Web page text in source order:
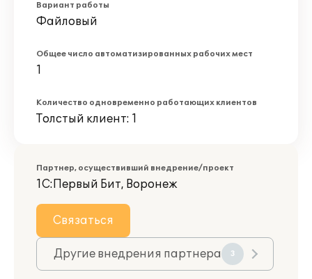
Вариант работы
Файловый
Общее число автоматизированных рабочих мест
1
Количество одновременно работающих клиентов
Толстый клиент: 1
Партнер, осуществивший внедрение/проект
1С:Первый Бит, Воронеж
Связаться
Другие внедрения партнера 3